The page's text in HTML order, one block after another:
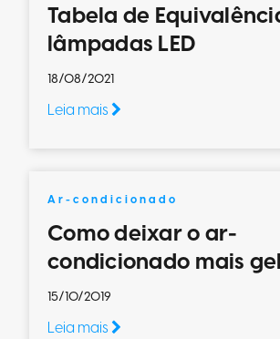
Tabela de
lâmpadas LED
18/08/2021
Leia mais
Ar-condicionado
Como deixar o ar-
condicionado mais
15/10/2019
Leia mais